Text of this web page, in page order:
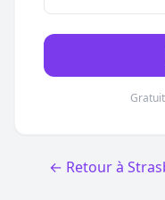
← Retour à